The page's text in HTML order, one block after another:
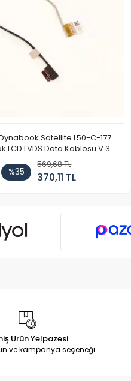
Satellite L50-C-177
LCD LVDS Data Kablosu V.3
%35
569,68 TL
370,11 TL
Ürün Yelpazesi
ve kampanya seçeneği